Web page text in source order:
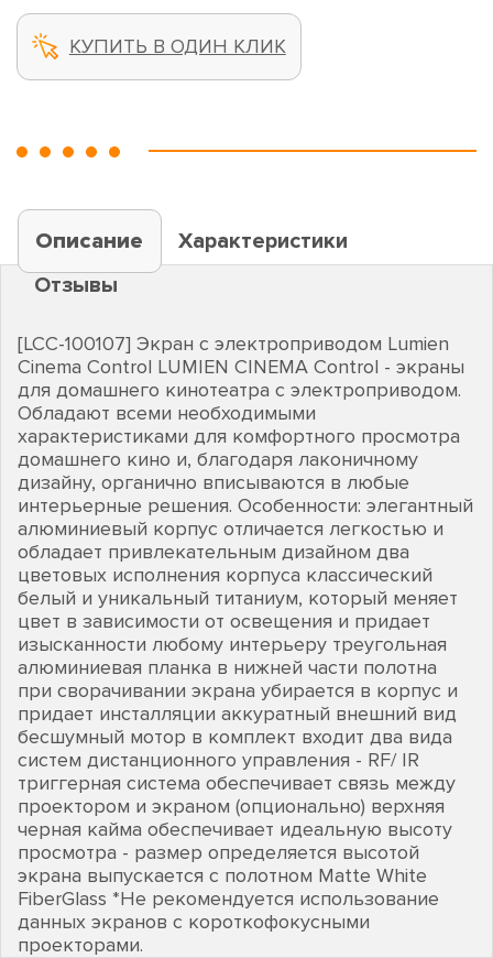
КУПИТЬ В ОДИН КЛИК
Описание
Характеристики
Отзывы
[LCC-100107] Экран с электроприводом Lumien
Cinema Control LUMIEN CINEMA Control - экраны
для домашнего кинотеатра с электроприводом.
Обладают всеми необходимыми
характеристиками для комфортного просмотра
домашнего кино и, благодаря лаконичному
дизайну, органично вписываются в любые
интерьерные решения. Особенности: элегантный
алюминиевый корпус отличается легкостью и
обладает привлекательным дизайном два
цветовых исполнения корпуса классический
белый и уникальный титаниум, который меняет
цвет в зависимости от освещения и придает
изысканности любому интерьеру треугольная
алюминиевая планка в нижней части полотна
при сворачивании экрана убирается в корпус и
придает инсталляции аккуратный внешний вид
бесшумный мотор в комплект входит два вида
систем дистанционного управления - RF/ IR
триггерная система обеспечивает связь между
проектором и экраном (опционально) верхняя
черная кайма обеспечивает идеальную высоту
просмотра - размер определяется высотой
экрана выпускается с полотном Matte White
FiberGlass *Не рекомендуется использование
данных экранов с короткофокусными
проекторами.